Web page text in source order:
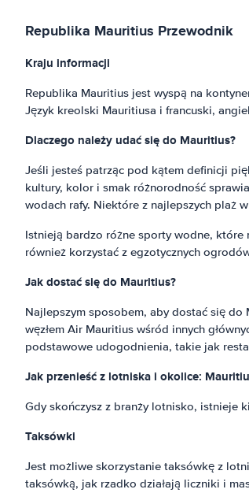
Republika Mauritius Przewodnik
Kraju informacji
Republika Mauritius jest wyspą na
Język kreolski Mauritiusa i francuski,
Dlaczego należy udać się do Mauritius?
Jeśli jesteś patrząc pod kątem definicji
kultury, kolor i smak różnorodność
wodach rafy. Niektóre z najlepszych plaż
Istnieją bardzo różne sporty wodne, które
również korzystać z egzotycznych
Jak dostać się do Mauritius?
Najlepszym sposobem, aby dostać się
węzłem Air Mauritius wśród innych
podstawowe udogodnienia, takie jak
Jak przenieść z lotniska i okolice:
Gdy skończysz z branży lotnisko, istnieje
Taksówki
Jest możliwe skorzystanie taksówkę z
taksówką, jak rzadko działają liczniki i